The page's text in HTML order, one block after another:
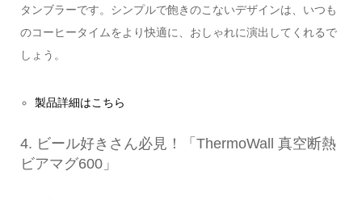
タンブラーです。シンプルで飽きのこないデザインは、いつも
のコーヒータイムをより快適に、おしゃれに演出してくれるで
しょう。
製品詳細はこちら
4. ビール好きさん必見！「ThermoWall 真空断熱
ビアマグ600」